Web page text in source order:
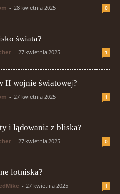
- 28 kwietnia 2025 0
świata?
- 27 kwietnia 2025 1
II wojnie światowej?
- 27 kwietnia 2025 1
i lądowania z bliska?
- 27 kwietnia 2025 0
lotniska?
- 27 kwietnia 2025 1